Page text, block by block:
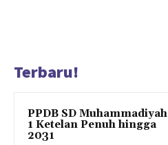
Terbaru!
PPDB SD Muhammadiyah
1 Ketelan Penuh hingga
2031